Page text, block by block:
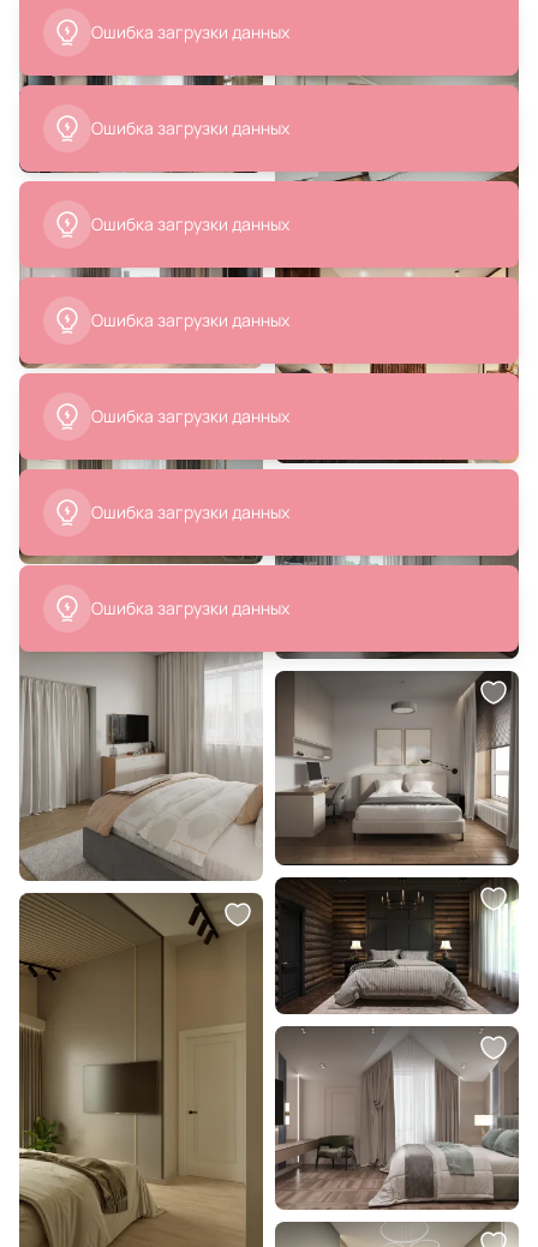
Ошибка загрузки данных
Ошибка загрузки данных
Ошибка загрузки данных
Ошибка загрузки данных
Ошибка загрузки данных
Ошибка загрузки данных
Ошибка загрузки данных
6 260 ₽
Подвесной светильник Loft It
Подвесной светильник Freya
6 591 ₽
Подвесной светильник Velante
431-106-02
В корзину
78 905 ₽
ONFA COLGANTE Black
В корзину
7 500 ₽
Подвесной светильник Lussole
Абердин LSP-7084
5 390 ₽ 3 700 ₽
Светильник подвесной
светодиодный Moderli V10893-PL
Fiona
В корзину
5 997 ₽
Подвесной светильник Lussole
5 600 ₽
Подвесной светильник Kink Light